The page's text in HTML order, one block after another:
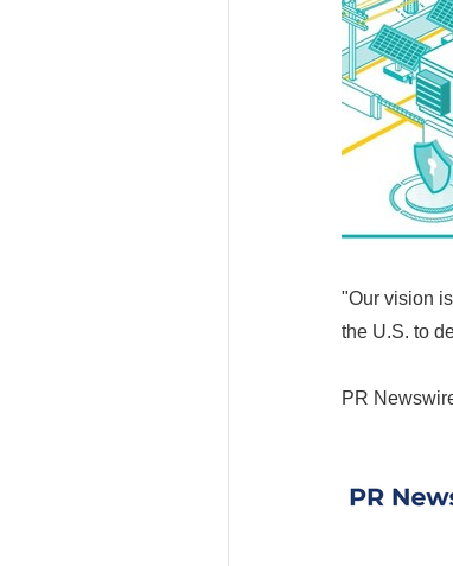
"Our vision
the U.S. to
PR